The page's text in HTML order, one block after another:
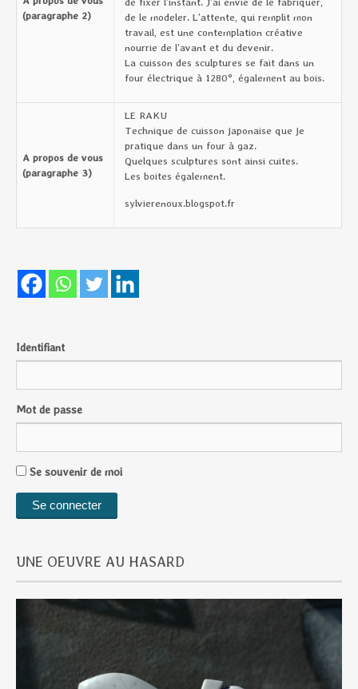
(paragraphe 2)
de le modeler. L’attente, qui remplit mon
travail, est une contemplation créative
nourrie de l’avant et du devenir.
La cuisson des sculptures se fait dans un
four électrique à 1280°, également au bois.
A propos de vous
(paragraphe 3)
LE RAKU
Technique de cuisson japonaise que je
pratique dans un four à gaz.
Quelques sculptures sont ainsi cuites.
Les boites également.
sylvierenoux.blogspot.fr
Identifiant
Mot de passe
Se souvenir de moi
UNE OEUVRE AU HASARD